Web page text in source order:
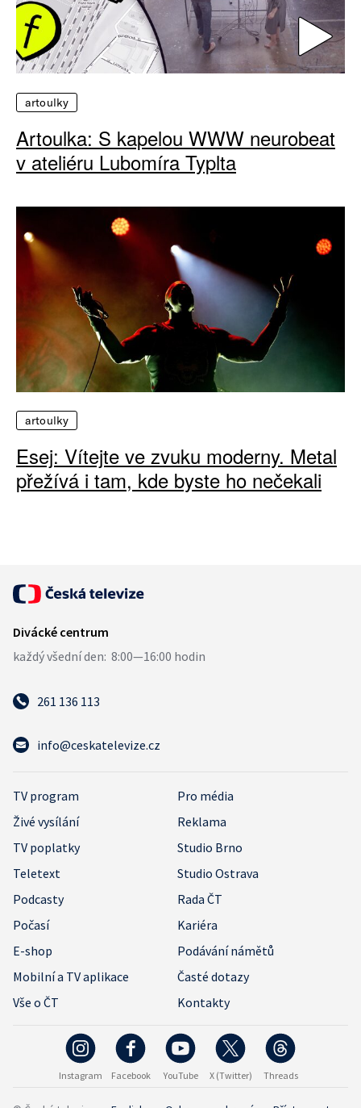
artoulky
Artoulka: S kapelou WWW neurobeat
v ateliéru Lubomíra Typlta
artoulky
Esej: Vítejte ve zvuku moderny. Metal
přežívá i tam, kde byste ho nečekali
261 136 113
info@ceskatelevize.cz
TV program
Pro média
Živé vysílání
Reklama
TV poplatky
Studio Brno
Teletext
Studio Ostrava
Podcasty
Rada ČT
Počasí
Kariéra
E-shop
Podávání námětů
Mobilní a TV aplikace
Časté dotazy
Vše o ČT
Kontakty
Instagram Facebook YouTube X (Twitter) Threads